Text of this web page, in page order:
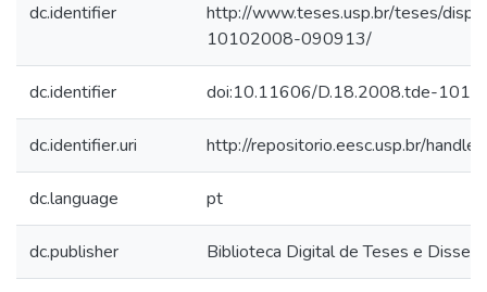
dc.identifier
http://www.teses.usp.br/teses/
10102008-090913/
dc.identifier doi:10.11606/D.18.2008.tde-
dc.identifier.uri http://repositorio.eesc.usp.br/
dc.language pt
dc.publisher Biblioteca Digital de Teses e